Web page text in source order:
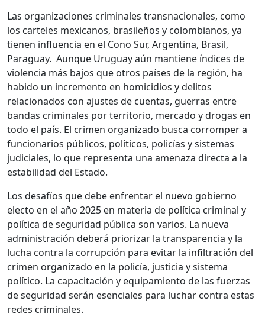
Las organizaciones criminales transnacionales, como
los carteles mexicanos, brasileños y colombianos, ya
tienen influencia en el Cono Sur, Argentina, Brasil,
Paraguay. Aunque Uruguay aún mantiene índices de
violencia más bajos que otros países de la región, ha
habido un incremento en homicidios y delitos
relacionados con ajustes de cuentas, guerras entre
bandas criminales por territorio, mercado y drogas en
todo el país. El crimen organizado busca corromper a
funcionarios públicos, políticos, policías y sistemas
judiciales, lo que representa una amenaza directa a la
estabilidad del Estado.
Los desafíos que debe enfrentar el nuevo gobierno
electo en el año 2025 en materia de política criminal y
política de seguridad pública son varios. La nueva
administración deberá priorizar la transparencia y la
lucha contra la corrupción para evitar la infiltración del
crimen organizado en la policía, justicia y sistema
político. La capacitación y equipamiento de las fuerzas
de seguridad serán esenciales para luchar contra estas
redes criminales.